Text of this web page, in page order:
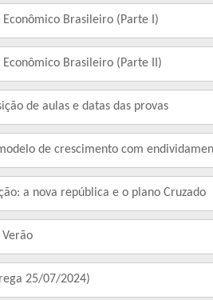
Econômico Brasileiro (Parte I)
Econômico Brasileiro (Parte II)
de aulas e datas das provas
de crescimento com
a nova república e o plano Cruzado
Verão
25/07/2024)